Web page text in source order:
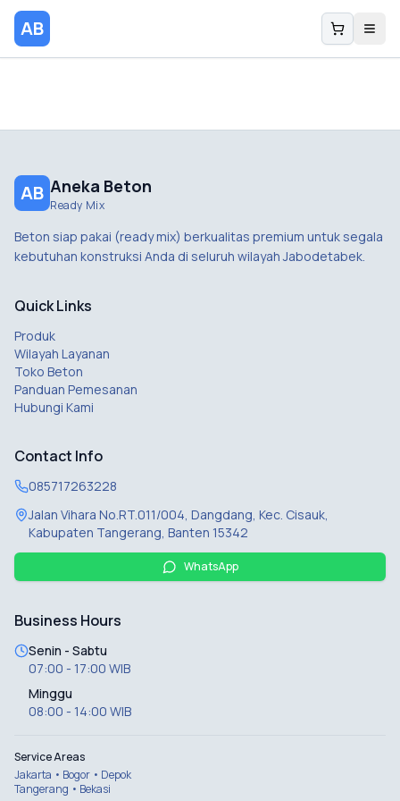
AB
AB Aneka Beton
Ready Mix
Beton siap pakai (ready mix) berkualitas premium untuk segala
kebutuhan konstruksi Anda di seluruh wilayah Jabodetabek.
Quick Links
Produk
Wilayah Layanan
Toko Beton
Panduan Pemesanan
Hubungi Kami
Contact Info
085717263228
Jalan Vihara No.RT.011/004, Dangdang, Kec. Cisauk,
Kabupaten Tangerang, Banten 15342
WhatsApp
Business Hours
Senin - Sabtu
07:00 - 17:00 WIB
Minggu
08:00 - 14:00 WIB
Service Areas
Jakarta • Bogor • Depok
Tangerang • Bekasi